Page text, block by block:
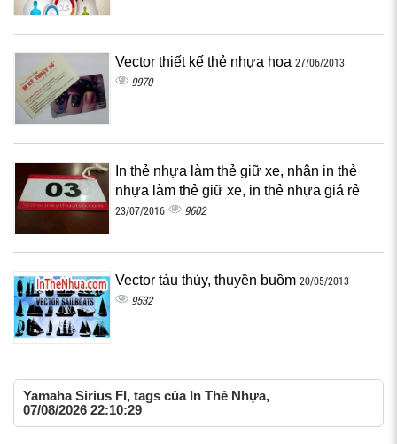
Vector thiết kế thẻ nhựa hoa 27/06/2013
9970
In thẻ nhựa làm thẻ giữ xe, nhận in thẻ
nhựa làm thẻ giữ xe, in thẻ nhựa giá rẻ
23/07/2016 9602
Vector tàu thủy, thuyền buồm 20/05/2013
9532
Yamaha Sirius FI, tags của In Thẻ Nhựa,
07/08/2026 22:10:29